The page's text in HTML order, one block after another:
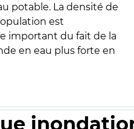
potable. La densité de
est
important du fait de la
en eau plus forte en